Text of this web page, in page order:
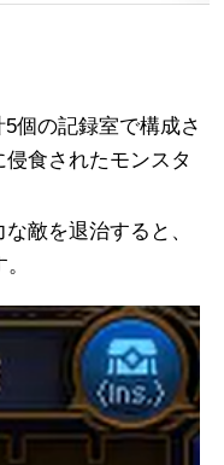
個の記録室で構成さ
食されたモンスタ
敵を退治すると、